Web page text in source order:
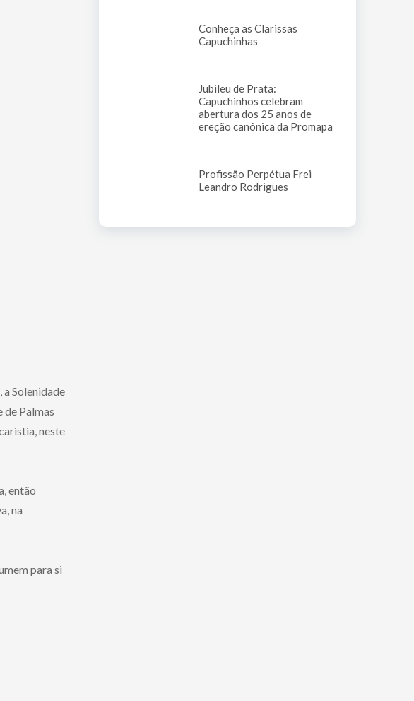
Solenidade
de Palmas
neste
então
na
para si
Conheça as Clarissas
Capuchinhas
Jubileu de Prata:
Capuchinhos celebram
abertura dos 25 anos de
ereção canônica da Promapa
Profissão Perpétua Frei
Leandro Rodrigues